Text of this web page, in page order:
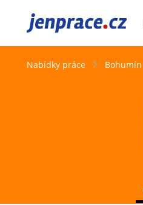
JenPráce.cz
Nabídky práce Bohumín